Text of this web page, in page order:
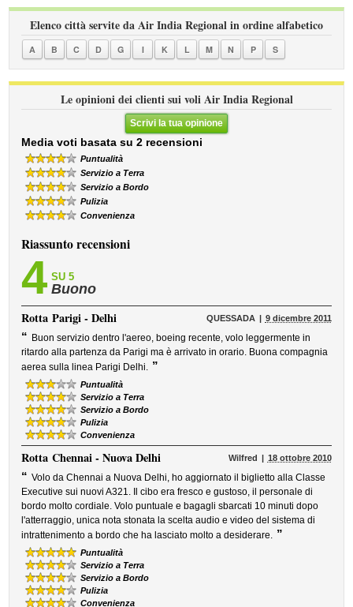
Elenco città servite da Air India Regional in ordine alfabetico
A B C D G I K L M N P S
Le opinioni dei clienti sui voli Air India Regional
Scrivi la tua opinione
Media voti basata su 2 recensioni
Puntualità
Servizio a Terra
Servizio a Bordo
Pulizia
Convenienza
Riassunto recensioni
4 SU 5
Buono
RottaParigi - Delhi QUESSADA 9 dicembre 2011
“ Buon servizio dentro l'aereo, boeing recente, volo leggermente in
ritardo alla partenza da Parigi ma è arrivato in orario. Buona compagnia
aerea sulla linea Parigi Delhi. ”
Puntualità
Servizio a Terra
Servizio a Bordo
Pulizia
Convenienza
RottaChennai - Nuova Delhi Wilfred 18 ottobre 2010
“ Volo da Chennai a Nuova Delhi, ho aggiornato il biglietto alla Classe
Executive sui nuovi A321. Il cibo era fresco e gustoso, il personale di
bordo molto cordiale. Volo puntuale e bagagli sbarcati 10 minuti dopo
l'atterraggio, unica nota stonata la scelta audio e video del sistema di
intrattenimento a bordo che ha lasciato molto a desiderare. ”
Puntualità
Servizio a Terra
Servizio a Bordo
Pulizia
Convenienza